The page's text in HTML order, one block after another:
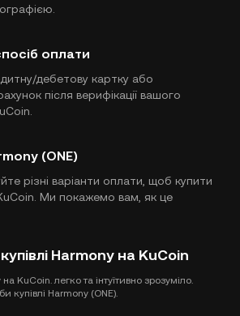
оплати
дебетову картку або
після верифікації вашого
(ONE)
різні варіанти оплати, щоб купити
Ми покажемо вам, як це
Harmony на KuCoin
KuCoin. легко та інтуїтивно зрозуміло.
купівлі Harmony (ONE).